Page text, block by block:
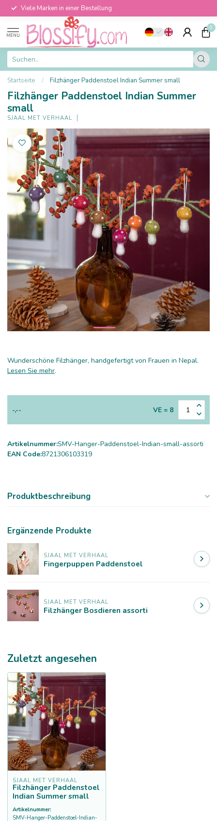
Viele Marken in einer Bestellung
MENU
0
Startseite / Filzhänger Paddenstoel Indian Summer small
Filzhänger Paddenstoel Indian Summer
small
SJAAL MET VERHAAL
Wunderschöne Filzhänger, handgefertigt von Frauen in Nepal.
Lesen Sie mehr.
-,-- VE = 8
Artikelnummer:SMV-Hanger-Paddenstoel-Indian-small-assorti
EAN Code:8721306103319
Produktbeschreibung
Ergänzende Produkte
SJAAL MET VERHAAL
Fingerpuppen Paddenstoel
SJAAL MET VERHAAL
Filzhänger Bosdieren assorti
Zuletzt angesehen
SJAAL MET VERHAAL
Filzhänger Paddenstoel
Indian Summer small
Artikelnummer:
SMV-Hanger-Paddenstoel-Indian-